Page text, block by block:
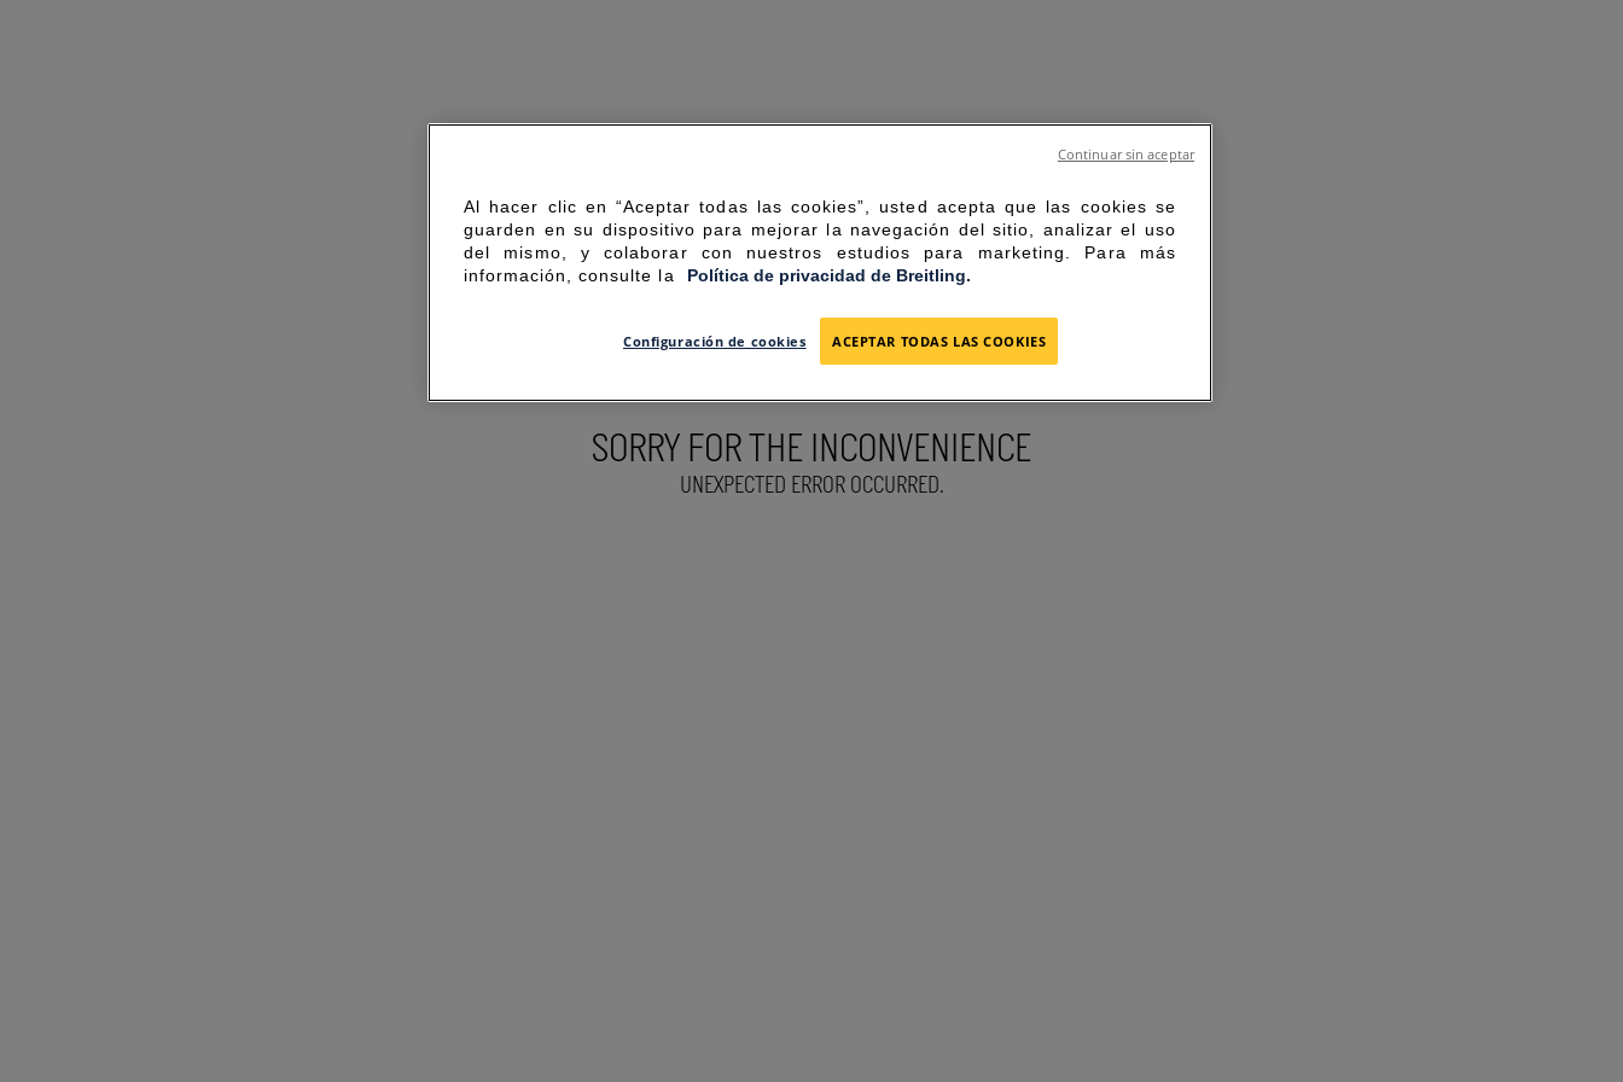
SORRY FOR THE INCONVENIENCE
UNEXPECTED ERROR OCCURRED.
Al hacer clic en “Aceptar todas las cookies”, usted acepta que las cookies se
guarden en su dispositivo para mejorar la navegación del sitio, analizar el uso
del mismo, y colaborar con nuestros estudios para marketing. Para más
información, consulte la
Política de privacidad de Breitling.
Configuración de cookies ACEPTAR TODAS LAS COOKIES
Continuar sin aceptar